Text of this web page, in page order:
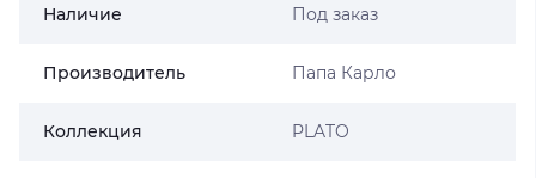
Наличие Под заказ
Производитель Папа Карло
Коллекция PLATO